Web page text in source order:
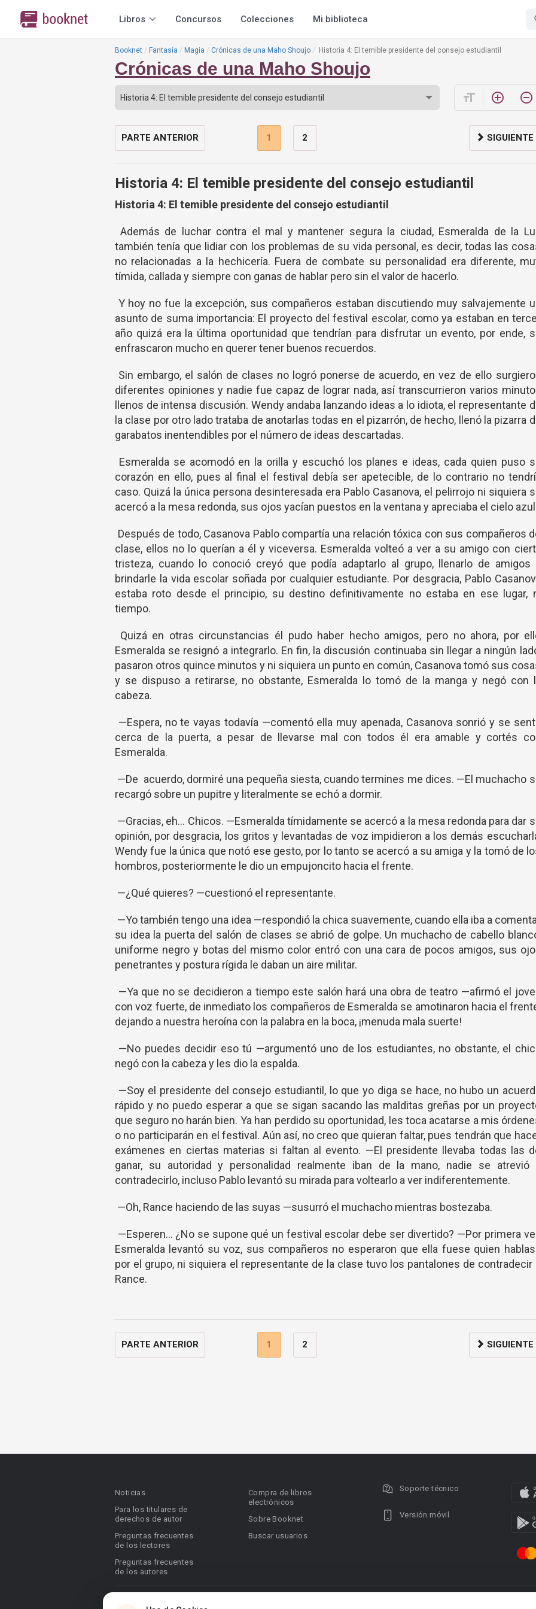
Libros Concursos Colecciones Mi biblioteca
Booknet Fantasía Magia Crónicas de una Maho Shoujo Historia 4: El temible presidente del consejo estudiantil
Crónicas de una Maho Shoujo
format_size add_circle_outline remove_circle_outline
PARTE ANTERIOR 1 2 SIGUIENTE
Historia 4: El temible presidente del consejo estudiantil
Historia 4: El temible presidente del consejo estudiantil
Además de luchar contra el mal y mantener segura la ciudad, Esmeralda de la
también tenía que lidiar con los problemas de su vida personal, es decir, todas las
no relacionadas a la hechicería. Fuera de combate su personalidad era diferente,
tímida, callada y siempre con ganas de hablar pero sin el valor de hacerlo.
Y hoy no fue la excepción, sus compañeros estaban discutiendo muy salvajemente
asunto de suma importancia: El proyecto del festival escolar, como ya estaban en
año quizá era la última oportunidad que tendrían para disfrutar un evento, por ende,
enfrascaron mucho en querer tener buenos recuerdos.
Sin embargo, el salón de clases no logró ponerse de acuerdo, en vez de ello
diferentes opiniones y nadie fue capaz de lograr nada, así transcurrieron varios
llenos de intensa discusión. Wendy andaba lanzando ideas a lo idiota, el representante
la clase por otro lado trataba de anotarlas todas en el pizarrón, de hecho, llenó la pizarra
garabatos inentendibles por el número de ideas descartadas.
Esmeralda se acomodó en la orilla y escuchó los planes e ideas, cada quien puso
corazón en ello, pues al final el festival debía ser apetecible, de lo contrario no
caso. Quizá la única persona desinteresada era Pablo Casanova, el pelirrojo ni siquiera
acercó a la mesa redonda, sus ojos yacían puestos en la ventana y apreciaba el cielo
Después de todo, Casanova Pablo compartía una relación tóxica con sus compañeros
clase, ellos no lo querían a él y viceversa. Esmeralda volteó a ver a su amigo con
tristeza, cuando lo conoció creyó que podía adaptarlo al grupo, llenarlo de amigos
brindarle la vida escolar soñada por cualquier estudiante. Por desgracia, Pablo
estaba roto desde el principio, su destino definitivamente no estaba en ese lugar,
tiempo.
Quizá en otras circunstancias él pudo haber hecho amigos, pero no ahora, por
Esmeralda se resignó a integrarlo. En fin, la discusión continuaba sin llegar a ningún
pasaron otros quince minutos y ni siquiera un punto en común, Casanova tomó sus
y se dispuso a retirarse, no obstante, Esmeralda lo tomó de la manga y negó con
cabeza.
—Espera, no te vayas todavía —comentó ella muy apenada, Casanova sonrió y se
cerca de la puerta, a pesar de llevarse mal con todos él era amable y cortés
Esmeralda.
—De acuerdo, dormiré una pequeña siesta, cuando termines me dices. —El muchacho
recargó sobre un pupitre y literalmente se echó a dormir.
—Gracias, eh… Chicos. —Esmeralda tímidamente se acercó a la mesa redonda para dar
opinión, por desgracia, los gritos y levantadas de voz impidieron a los demás
Wendy fue la única que notó ese gesto, por lo tanto se acercó a su amiga y la tomó de
hombros, posteriormente le dio un empujoncito hacia el frente.
—¿Qué quieres? —cuestionó el representante.
—Yo también tengo una idea —respondió la chica suavemente, cuando ella iba a
su idea la puerta del salón de clases se abrió de golpe. Un muchacho de cabello
uniforme negro y botas del mismo color entró con una cara de pocos amigos, sus
penetrantes y postura rígida le daban un aire militar.
—Ya que no se decidieron a tiempo este salón hará una obra de teatro —afirmó el
con voz fuerte, de inmediato los compañeros de Esmeralda se amotinaron hacia el
dejando a nuestra heroína con la palabra en la boca, ¡menuda mala suerte!
—No puedes decidir eso tú —argumentó uno de los estudiantes, no obstante, el
negó con la cabeza y les dio la espalda.
—Soy el presidente del consejo estudiantil, lo que yo diga se hace, no hubo un
rápido y no puedo esperar a que se sigan sacando las malditas greñas por un
que seguro no harán bien. Ya han perdido su oportunidad, les toca acatarse a mis
o no participarán en el festival. Aún así, no creo que quieran faltar, pues tendrán que
exámenes en ciertas materias si faltan al evento. —El presidente llevaba todas las
ganar, su autoridad y personalidad realmente iban de la mano, nadie se atrevió
contradecirlo, incluso Pablo levantó su mirada para voltearlo a ver indiferentemente.
—Oh, Rance haciendo de las suyas —susurró el muchacho mientras bostezaba.
—Esperen… ¿No se supone qué un festival escolar debe ser divertido? —Por primera
Esmeralda levantó su voz, sus compañeros no esperaron que ella fuese quien
por el grupo, ni siquiera el representante de la clase tuvo los pantalones de contradecir
Rance.
PARTE ANTERIOR 1 2 SIGUIENTE
Noticias
Para los titulares de
derechos de autor
Preguntas frecuentes
de los lectores
Preguntas frecuentes
de los autores
Compra de libros
electrónicos
Sobre Booknet
Buscar usuarios
Soporte técnico
Versión móvil
© 2026 Booknet. Todos los derechos reservados.